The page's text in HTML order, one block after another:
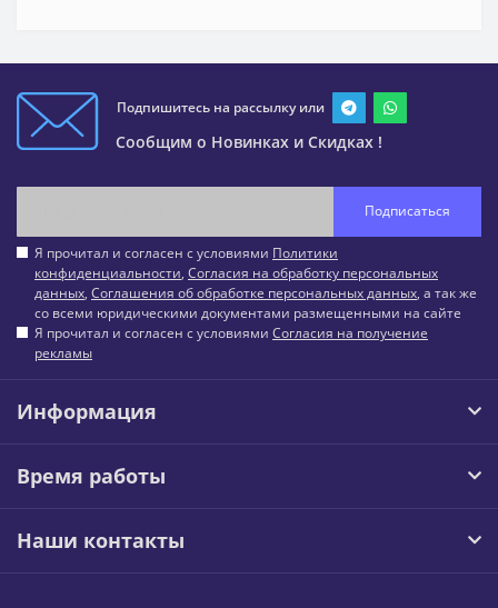
Подпишитесь на рассылку или
Сообщим о Новинках и Скидках !
Подписаться
Я прочитал и согласен с условиями Политики
конфиденциальности, Согласия на обработку персональных
данных, Соглашения об обработке персональных данных, а так же
со всеми юридическими документами размещенными на сайте
Я прочитал и согласен с условиями Согласия на получение
рекламы
Информация
Время работы
Наши контакты